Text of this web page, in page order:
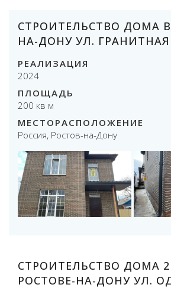
СТРОИТЕЛЬСТВО ДОМА
НА-ДОНУ УЛ. ГРАНИТНАЯ
РЕАЛИЗАЦИЯ
2024
ПЛОЩАДЬ
200 кв м
МЕСТОРАСПОЛОЖЕНИЕ
Россия, Ростов-на-Дону
СТРОИТЕЛЬСТВО ДОМА
РОСТОВЕ-НА-ДОНУ УЛ.